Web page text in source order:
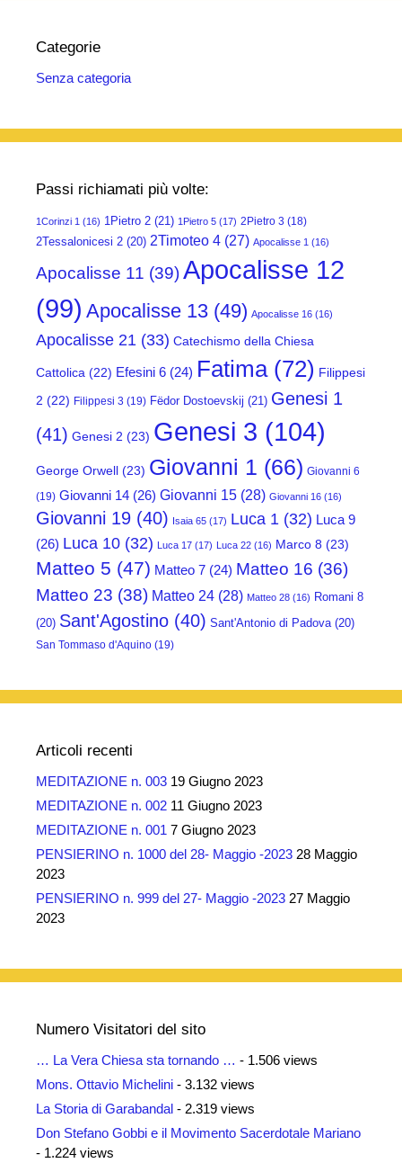
Categorie
Senza categoria
Passi richiamati più volte:
1Corinzi 1 (16) 1Pietro 2 (21) 1Pietro 5 (17) 2Pietro 3 (18)
2Tessalonicesi 2 (20) 2Timoteo 4 (27) Apocalisse 1 (16)
Apocalisse 11 (39)Apocalisse 12
(99) Apocalisse 13 (49) Apocalisse 16 (16)
Apocalisse 21 (33) Catechismo della Chiesa
Cattolica (22) Efesini 6 (24) Fatima(72) Filippesi
2 (22) Filippesi 3 (19) Fëdor Dostoevskij (21) Genesi 1
(41) Genesi 2 (23) Genesi 3 (104)
George Orwell (23) Giovanni 1 (66) Giovanni 6
(19) Giovanni 14 (26) Giovanni 15 (28) Giovanni 16 (16)
Giovanni 19 (40) Isaia 65 (17) Luca 1 (32) Luca 9
(26) Luca 10 (32) Luca 17 (17) Luca 22 (16) Marco 8 (23)
Matteo 5 (47) Matteo 7 (24) Matteo 16 (36)
Matteo 23 (38) Matteo 24 (28) Matteo 28 (16) Romani 8
(20) Sant'Agostino (40) Sant'Antonio di Padova(20)
San Tommaso d'Aquino (19)
Articoli recenti
MEDITAZIONE n. 003 19 Giugno 2023
MEDITAZIONE n. 002 11 Giugno 2023
MEDITAZIONE n. 001 7 Giugno 2023
PENSIERINO n. 1000 del 28- Maggio -2023 28 Maggio
2023
PENSIERINO n. 999 del 27- Maggio -2023 27 Maggio
2023
Numero Visitatori del sito
… La Vera Chiesa sta tornando … - 1.506 views
Mons. Ottavio Michelini - 3.132 views
La Storia di Garabandal - 2.319 views
Don Stefano Gobbi e il Movimento Sacerdotale Mariano
- 1.224 views